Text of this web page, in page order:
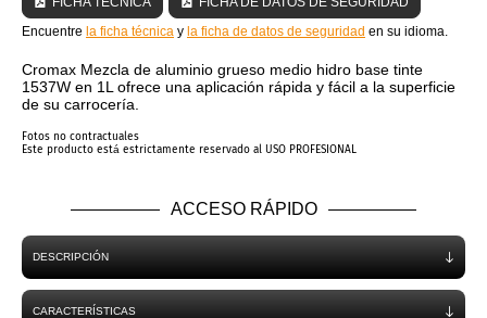
Encuentre la ficha técnica y la ficha de datos de seguridad en su idioma.
Cromax Mezcla de aluminio grueso medio hidro base tinte
1537W en 1L ofrece una aplicación rápida y fácil a la superficie
de su carrocería.
Fotos no contractuales
Este producto está estrictamente reservado al USO PROFESIONAL
ACCESO RÁPIDO
DESCRIPCIÓN
CARACTERÍSTICAS